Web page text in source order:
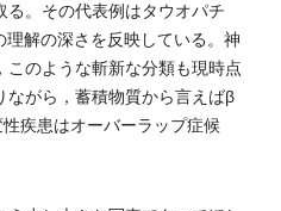
。その代表例はタウオパチ
解の深さを反映している。神
のような斬新な分類も現時点
ながら，蓄積物質から言えばβ
疾患はオーバーラップ症候